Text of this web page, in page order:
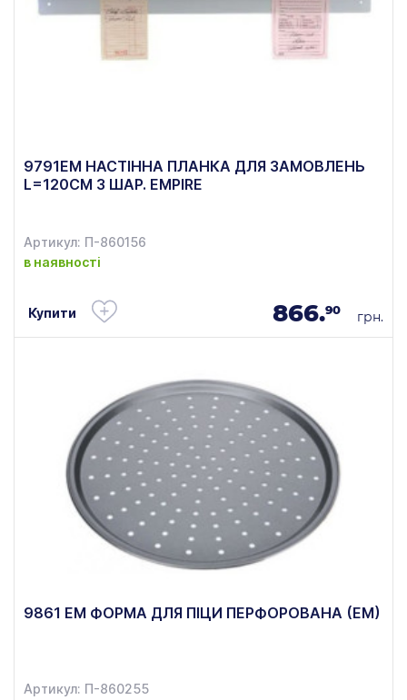
9791ЕМ НАСТІННА ПЛАНКА ДЛЯ ЗАМОВЛЕНЬ
L=120СМ З ШАР. EMPIRE
Артикул: П-860156
в наявності
Купити 866.90 грн.
9861 ЕМ ФОРМА ДЛЯ ПІЦИ ПЕРФОРОВАНА (ЕМ)
Артикул: П-860255